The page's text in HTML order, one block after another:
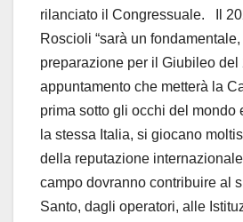
rilanciato il Congressuale. Il
Roscioli “sarà un
preparazione per il Giubileo del
appuntamento che metterà la
prima sotto gli occhi del mondo
la stessa Italia, si giocano
della reputazione
campo dovranno contribuire al
Santo, dagli operatori, alle